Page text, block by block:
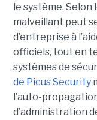
le système. Selon
malveillant peut
d’entreprise à
officiels, tout en
systèmes de
de Picus Security
l’auto-
d’administration